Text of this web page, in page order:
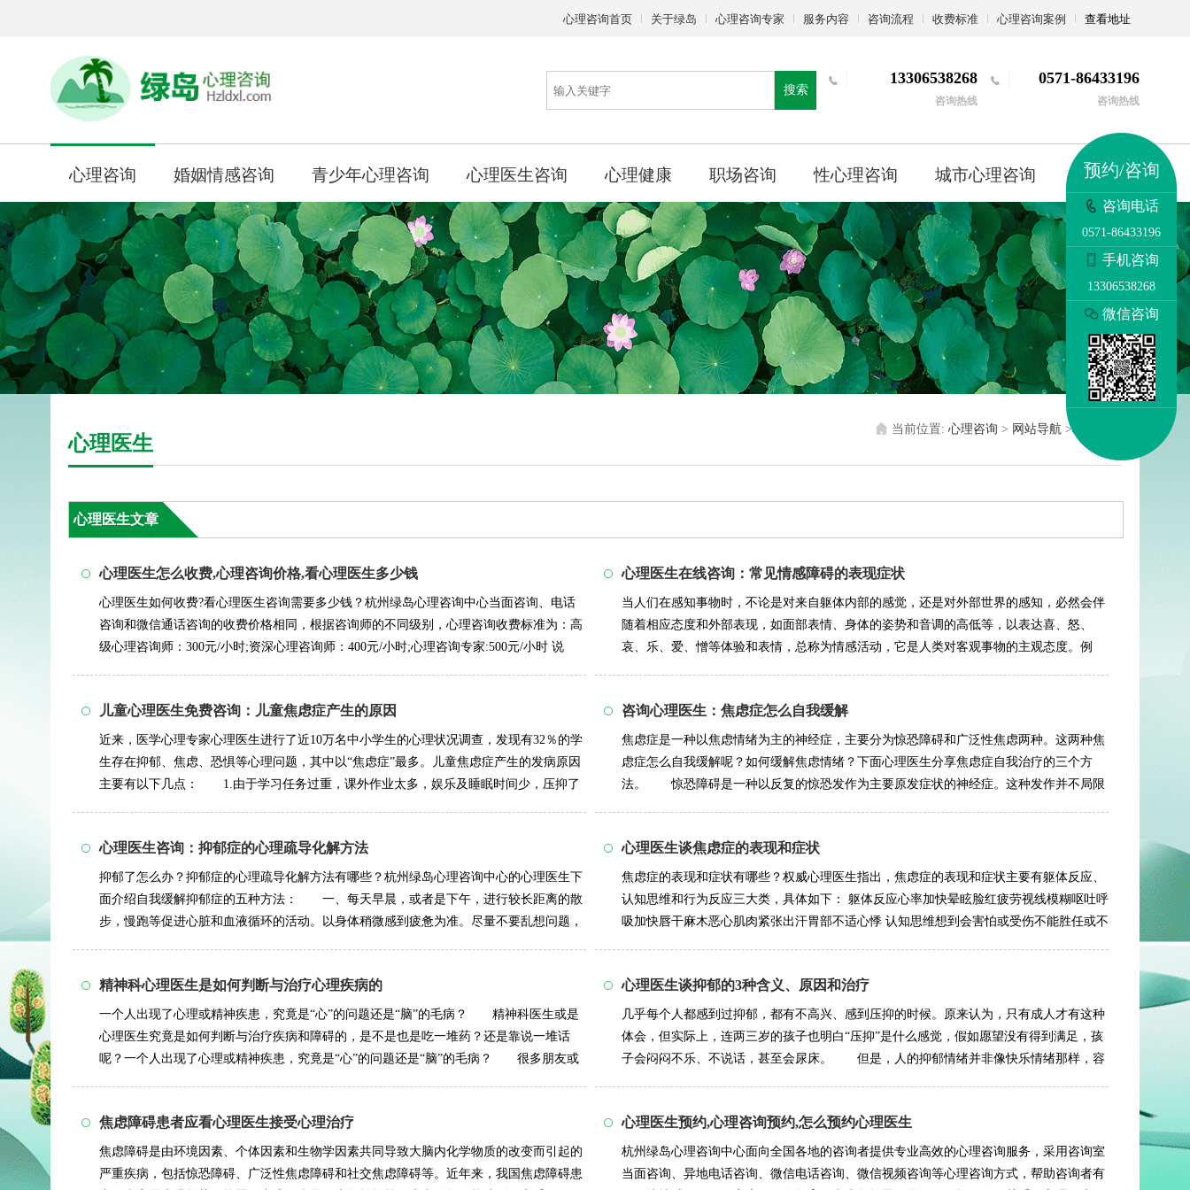
心理咨询首页 关于绿岛 心理咨询专家 服务内容 咨询流程 收费标准 心理咨询案例 查看地址
搜索
13306538268
咨询热线
0571-86433196
咨询热线
心理咨询 婚姻情感咨询 青少年心理咨询 心理医生咨询 心理健康 职场咨询 性心理咨询 城市心理咨询 更多
心理医生
当前位置: 心理咨询 > 网站导航 >心理医生
心理医生文章
心理医生怎么收费,心理咨询价格,看心理医生多少钱
心理医生如何收费?看心理医生咨询需要多少钱？杭州绿岛心理咨询中心当面咨询、电话
咨询和微信通话咨询的收费价格相同，根据咨询师的不同级别，心理咨询收费标准为：高
级心理咨询师：300元/小时;资深心理咨询师：400元/小时;心理咨询专家:500元/小时 说
心理医生在线咨询：常见情感障碍的表现症状
当人们在感知事物时，不论是对来自躯体内部的感觉，还是对外部世界的感知，必然会伴
随着相应态度和外部表现，如面部表情、身体的姿势和音调的高低等，以表达喜、怒、
哀、乐、爱、憎等体验和表情，总称为情感活动，它是人类对客观事物的主观态度。例
儿童心理医生免费咨询：儿童焦虑症产生的原因
近来，医学心理专家心理医生进行了近10万名中小学生的心理状况调查，发现有32％的学
生存在抑郁、焦虑、恐惧等心理问题，其中以“焦虑症”最多。儿童焦虑症产生的发病原因
主要有以下几点： 1.由于学习任务过重，课外作业太多，娱乐及睡眠时间少，压抑了
咨询心理医生：焦虑症怎么自我缓解
焦虑症是一种以焦虑情绪为主的神经症，主要分为惊恐障碍和广泛性焦虑两种。这两种焦
虑症怎么自我缓解呢？如何缓解焦虑情绪？下面心理医生分享焦虑症自我治疗的三个方
法。 惊恐障碍是一种以反复的惊恐发作为主要原发症状的神经症。这种发作并不局限
心理医生咨询：抑郁症的心理疏导化解方法
抑郁了怎么办？抑郁症的心理疏导化解方法有哪些？杭州绿岛心理咨询中心的心理医生下
面介绍自我缓解抑郁症的五种方法： 一、每天早晨，或者是下午，进行较长距离的散
步，慢跑等促进心脏和血液循环的活动。以身体稍微感到疲惫为准。尽量不要乱想问题，
心理医生谈焦虑症的表现和症状
焦虑症的表现和症状有哪些？权威心理医生指出，焦虑症的表现和症状主要有躯体反应、
认知思维和行为反应三大类，具体如下： 躯体反应心率加快晕眩脸红疲劳视线模糊呕吐呼
吸加快唇干麻木恶心肌肉紧张出汗胃部不适心悸 认知思维想到会害怕或受伤不能胜任或不
精神科心理医生是如何判断与治疗心理疾病的
一个人出现了心理或精神疾患，究竟是“心”的问题还是“脑”的毛病？ 精神科医生或是
心理医生究竟是如何判断与治疗疾病和障碍的，是不是也是吃一堆药？还是靠说一堆话
呢？一个人出现了心理或精神疾患，究竟是“心”的问题还是“脑”的毛病？ 很多朋友或
心理医生谈抑郁的3种含义、原因和治疗
几乎每个人都感到过抑郁，都有不高兴、感到压抑的时候。原来认为，只有成人才有这种
体会，但实际上，连两三岁的孩子也明白“压抑”是什么感觉，假如愿望没有得到满足，孩
子会闷闷不乐、不说话，甚至会尿床。 但是，人的抑郁情绪并非像快乐情绪那样，容
焦虑障碍患者应看心理医生接受心理治疗
焦虑障碍是由环境因素、个体因素和生物学因素共同导致大脑内化学物质的改变而引起的
严重疾病，包括惊恐障碍、广泛性焦虑障碍和社交焦虑障碍等。近年来，我国焦虑障碍患
心理医生预约,心理咨询预约,怎么预约心理医生
杭州绿岛心理咨询中心面向全国各地的咨询者提供专业高效的心理咨询服务，采用咨询室
当面咨询、异地电话咨询、微信电话咨询、微信视频咨询等心理咨询方式，帮助咨询者有
预约/咨询
咨询电话
0571-86433196
手机咨询
13306538268
微信咨询